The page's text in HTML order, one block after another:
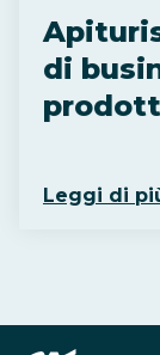
di
Leggi di